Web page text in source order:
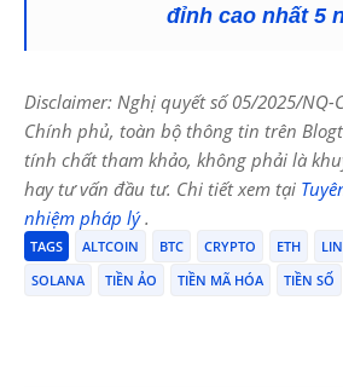
đỉnh cao nhất 5
Disclaimer: Nghị quyết số 05/2025/NQ-
Chính phủ, toàn bộ thông tin trên
tính chất tham khảo, không phải là
hay tư vấn đầu tư. Chi tiết xem tại
nhiệm pháp lý.
TAGS ALTCOIN BTC CRYPTO ETH
SOLANA
TIỀN ẢO TIỀN MÃ HÓA TIỀN SỐ